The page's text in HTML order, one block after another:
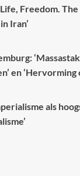
Life, Freedom.
Iran’
en ‘Hervorming
als